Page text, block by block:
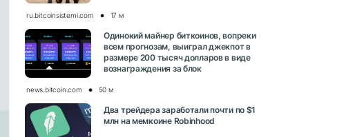
ru.bitcoinsistemi.com 17 м
Одинокий майнер биткоинов, вопреки
всем прогнозам, выиграл джекпот в
размере 200 тысяч долларов в виде
вознаграждения за блок
news.bitcoin.com 50 м
Два трейдера заработали почти по $1
млн на мемкоине Robinhood